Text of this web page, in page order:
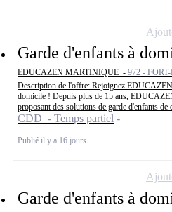
Garde d'enfants à
EDUCAZEN MARTINIQUE - 972 -
Description de l'offre: Rejoignez
domicile ! Depuis plus de 15 ans,
proposant des solutions de garde d'enfants de
CDD - Temps partiel
Publié il y a 16 jours
Garde d'enfants à